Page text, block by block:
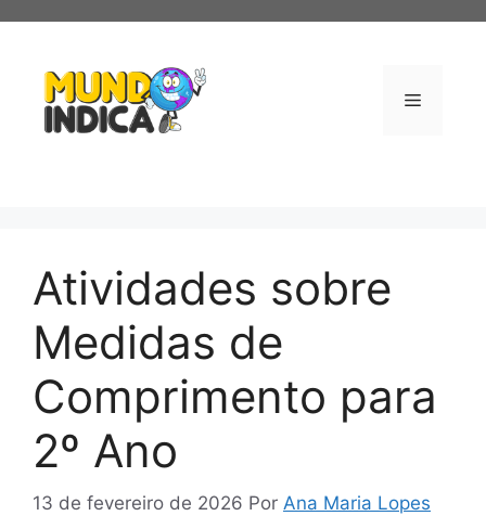
conteúdo
Menu
Atividades sobre
Medidas de
Comprimento para
2º Ano
13 de fevereiro de 2026 Por Ana Maria Lopes